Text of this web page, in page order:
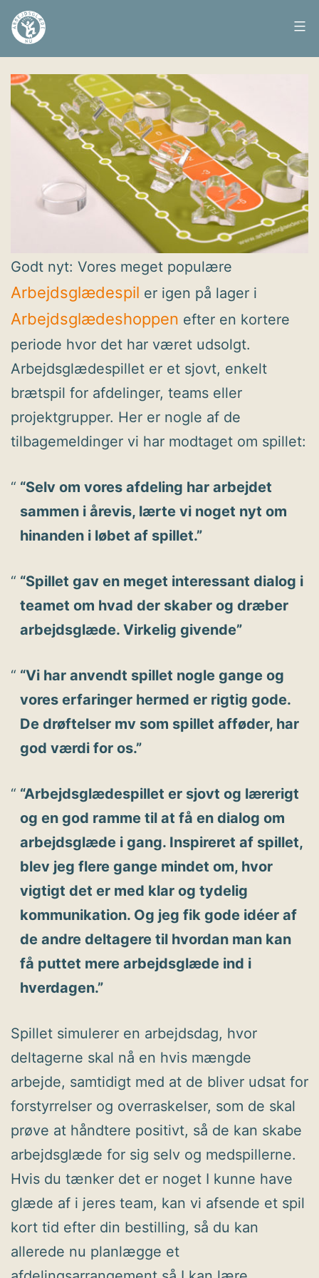
Fortsæt
Arbejdsglæde
Udgivet
Godt nyt: Vores meget populære
Arbejdsglædespil er igen på lager i
Arbejdsglædeshoppen efter en kortere
periode hvor det har været udsolgt.
Arbejdsglædespillet er et sjovt, enkelt
brætspil for afdelinger, teams eller
projektgrupper. Her er nogle af de
tilbagemeldinger vi har modtaget om spillet:
“Selv om vores afdeling har arbejdet
sammen i årevis, lærte vi noget nyt om
hinanden i løbet af spillet.”
“Spillet gav en meget interessant dialog i
teamet om hvad der skaber og dræber
arbejdsglæde. Virkelig givende”
“Vi har anvendt spillet nogle gange og
vores erfaringer hermed er rigtig gode.
De drøftelser mv som spillet afføder, har
god værdi for os.”
“Arbejdsglædespillet er sjovt og lærerigt
og en god ramme til at få en dialog om
arbejdsglæde i gang. Inspireret af spillet,
blev jeg flere gange mindet om, hvor
vigtigt det er med klar og tydelig
kommunikation. Og jeg fik gode idéer af
de andre deltagere til hvordan man kan
få puttet mere arbejdsglæde ind i
hverdagen.”
Spillet simulerer en arbejdsdag, hvor
deltagerne skal nå en hvis mængde
arbejde, samtidigt med at de bliver udsat for
forstyrrelser og overraskelser, som de skal
prøve at håndtere positivt, så de kan skabe
arbejdsglæde for sig selv og medspillerne.
Hvis du tænker det er noget I kunne have
glæde af i jeres team, kan vi afsende et spil
kort tid efter din bestilling, så du kan
allerede nu planlægge et